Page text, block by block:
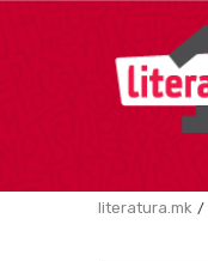
literatura.mk